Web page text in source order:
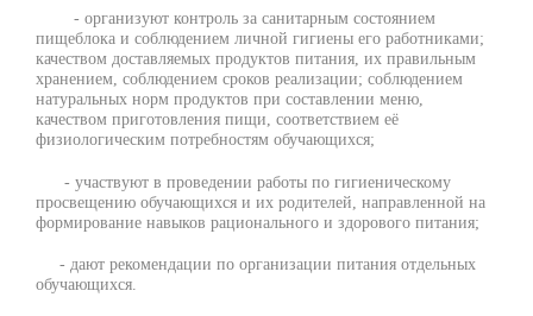
- организуют контроль за санитарным состоянием
пищеблока и соблюдением личной гигиены его работниками;
качеством доставляемых продуктов питания, их правильным
хранением, соблюдением сроков реализации; соблюдением
натуральных норм продуктов при составлении меню,
качеством приготовления пищи, соответствием её
физиологическим потребностям обучающихся;
- участвуют в проведении работы по гигиеническому
просвещению обучающихся и их родителей, направленной на
формирование навыков рационального и здорового питания;
- дают рекомендации по организации питания отдельных
обучающихся.